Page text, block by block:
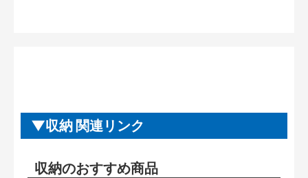
収納 関連リンク
収納のおすすめ商品